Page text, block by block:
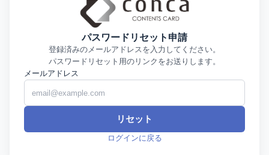
パスワードリセット申請
登録済みのメールアドレスを入力してください。
パスワードリセット用のリンクをお送りします。
メールアドレス
リセット
ログインに戻る